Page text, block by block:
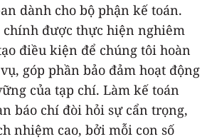
dành cho bộ phận kế toán.
được thực hiện nghiêm
điều kiện để chúng tôi hoàn
góp phần bảo đảm hoạt động
của tạp chí. Làm kế toán
báo chí đòi hỏi sự cẩn trọng,
nhiệm cao, bởi mỗi con số